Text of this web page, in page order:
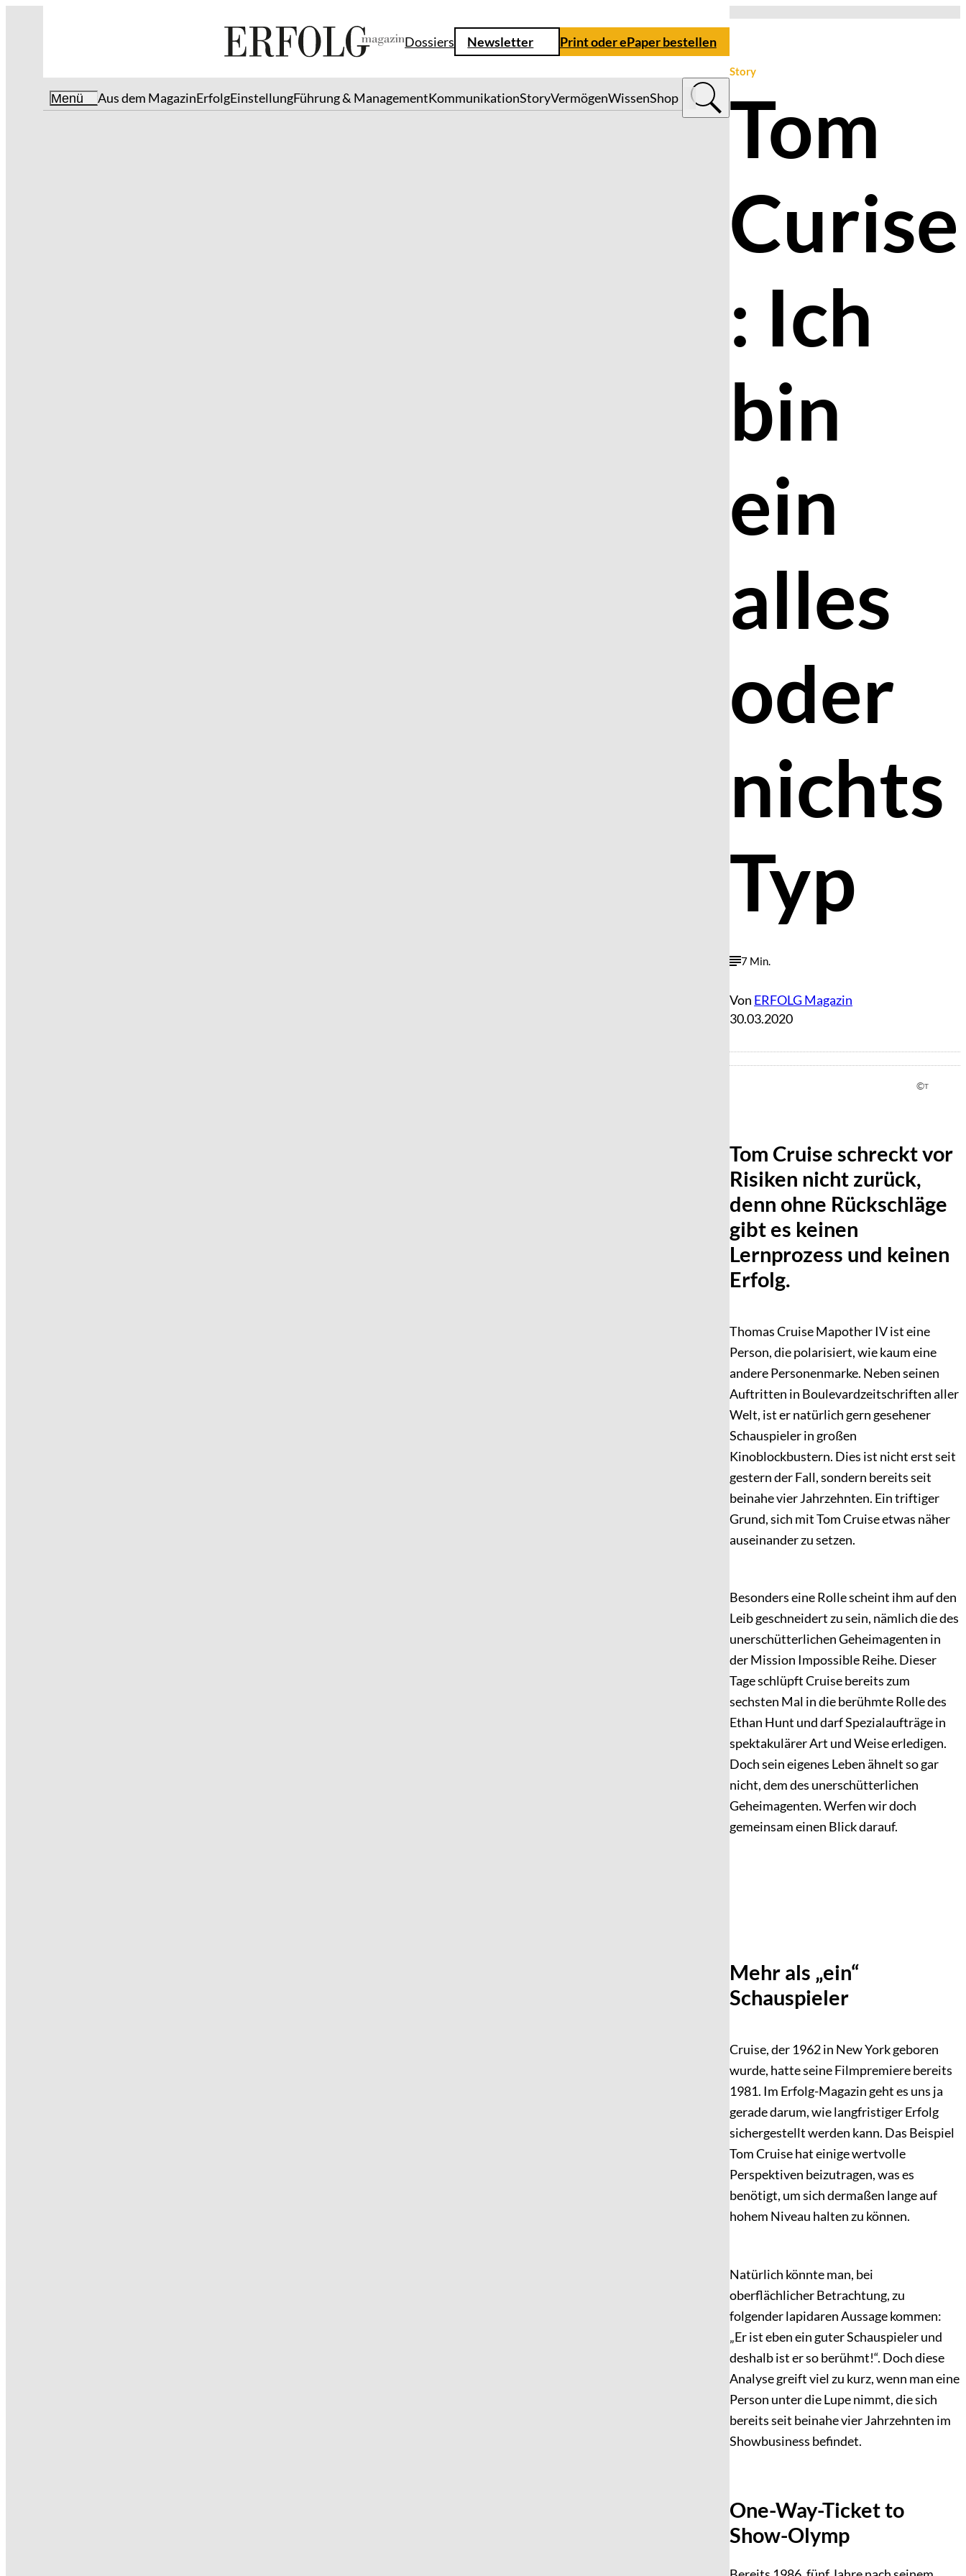
Dossiers Newsletter Print oder ePaper bestellen
Menü Aus dem MagazinErfolgEinstellungFührung & ManagementKommunikationStoryVermögenWissenShop
Story
Tom
Curise
: Ich
bin
ein
alles
oder
nichts
Typ
7 Min.
Von ERFOLG Magazin
30.03.2020
©T
Tom Cruise schreckt vor
Risiken nicht zurück,
denn ohne Rückschläge
gibt es keinen
Lernprozess und keinen
Erfolg.
Thomas Cruise Mapother IV ist eine
Person, die polarisiert, wie kaum eine
andere Personenmarke. Neben seinen
Auftritten in Boulevardzeitschriften aller
Welt, ist er natürlich gern gesehener
Schauspieler in großen
Kinoblockbustern. Dies ist nicht erst seit
gestern der Fall, sondern bereits seit
beinahe vier Jahrzehnten. Ein triftiger
Grund, sich mit Tom Cruise etwas näher
auseinander zu setzen.
Besonders eine Rolle scheint ihm auf den
Leib geschneidert zu sein, nämlich die des
unerschütterlichen Geheimagenten in
der Mission Impossible Reihe. Dieser
Tage schlüpft Cruise bereits zum
sechsten Mal in die berühmte Rolle des
Ethan Hunt und darf Spezialaufträge in
spektakulärer Art und Weise erledigen.
Doch sein eigenes Leben ähnelt so gar
nicht, dem des unerschütterlichen
Geheimagenten. Werfen wir doch
gemeinsam einen Blick darauf.
Mehr als „ein“
Schauspieler
Cruise, der 1962 in New York geboren
wurde, hatte seine Filmpremiere bereits
1981. Im Erfolg-Magazin geht es uns ja
gerade darum, wie langfristiger Erfolg
sichergestellt werden kann. Das Beispiel
Tom Cruise hat einige wertvolle
Perspektiven beizutragen, was es
benötigt, um sich dermaßen lange auf
hohem Niveau halten zu können.
Natürlich könnte man, bei
oberflächlicher Betrachtung, zu
folgender lapidaren Aussage kommen:
„Er ist eben ein guter Schauspieler und
deshalb ist er so berühmt!“. Doch diese
Analyse greift viel zu kurz, wenn man eine
Person unter die Lupe nimmt, die sich
bereits seit beinahe vier Jahrzehnten im
Showbusiness befindet.
One-Way-Ticket to
Show-Olymp